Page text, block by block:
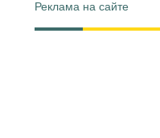
Реклама на сайте